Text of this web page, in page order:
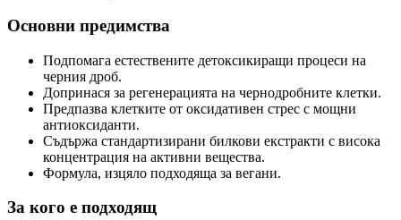
Основни предимства
Подпомага естествените детоксикиращи процеси на
черния дроб.
Допринася за регенерацията на чернодробните клетки.
Предпазва клетките от оксидативен стрес с мощни
антиоксиданти.
Съдържа стандартизирани билкови екстракти с висока
концентрация на активни вещества.
Формула, изцяло подходяща за вегани.
За кого е подходящ